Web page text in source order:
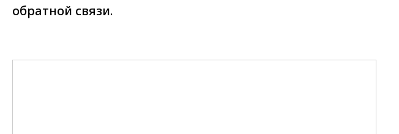
обратной связи.